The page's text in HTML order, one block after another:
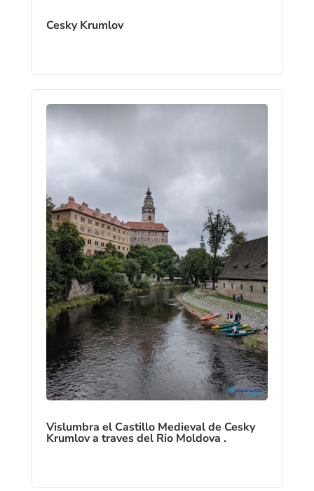
Cesky Krumlov
Vislumbra el Castillo Medieval de Cesky
Krumlov a traves del Rio Moldova .